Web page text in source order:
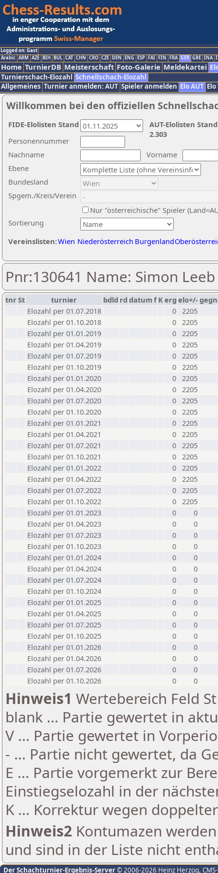
Logged on: Gast
Arabic ARM AZE BIH BUL CAT CHN CRO CZE DEN ENG ESP FAI FIN FRA GER GRE INA
Home TurnierDB Meisterschaft Foto-Galerie Meldekartei
Turnierschach-Elozahl Schnellschach-Elozahl
Allgemeines Turnier anmelden: AUT Spieler anmelden Elo AUT
Willkommen bei den offiziellen
Nachname
Vorname
Ebene
Sortierung
Personennummer
Bundesland
Spgem./Kreis/Verein
Nur "österreichische" Spieler
Vereinslisten:Wien Niederösterreich Burgenland
AUT-Elolisten
2.303
FIDE-Elolisten Stand
Pnr:130641 Name: Simon Leeb
tnrSt turnier bdld rd datumf Kerg elo+/-
Elozahl per 01.07.2018
0 2205
Elozahl per 01.10.2018
0 2205
Elozahl per 01.01.2019
0 2205
Elozahl per 01.04.2019
0 2205
Elozahl per 01.07.2019
0 2205
Elozahl per 01.10.2019
0 2205
Elozahl per 01.01.2020
0 2205
Elozahl per 01.04.2020
0 2205
Elozahl per 01.07.2020
0 2205
Elozahl per 01.10.2020
0 2205
Elozahl per 01.01.2021
0 2205
Elozahl per 01.04.2021
0 2205
Elozahl per 01.07.2021
0 2205
Elozahl per 01.10.2021
0 2205
Elozahl per 01.01.2022
0 2205
Elozahl per 01.04.2022
0 2205
Elozahl per 01.07.2022
0 2205
Elozahl per 01.10.2022
0 2205
Elozahl per 01.01.2023
0
0
Elozahl per 01.04.2023
0
0
Elozahl per 01.07.2023
0
0
Elozahl per 01.10.2023
0
0
Elozahl per 01.01.2024
0
0
Elozahl per 01.04.2024
0
0
Elozahl per 01.07.2024
0
0
Elozahl per 01.10.2024
0
0
Elozahl per 01.01.2025
0
0
Elozahl per 01.04.2025
0
0
Elozahl per 01.07.2025
0
0
Elozahl per 01.10.2025
0
0
Elozahl per 01.01.2026
0
0
Elozahl per 01.04.2026
0
0
Elozahl per 01.07.2026
0
0
Elozahl per 01.10.2026
0 0
Hinweis1 Wertebereich Feld
blank ... Partie gewertet in
V ... Partie gewertet in
- ... Partie nicht gewertet, da
E ... Partie vorgemerkt zur
Einstiegselozahl in der
K ... Korrektur wegen
Hinweis2 Kontumazen
und sind in der Liste nicht
Der Schachturnier-Ergebnis-Server© 2006-2026 Heinz Herzog,